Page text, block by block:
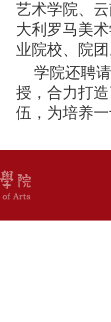
艺术学院、
大利罗马美
业院校、院
学院还聘
授，合力打
伍，为培养